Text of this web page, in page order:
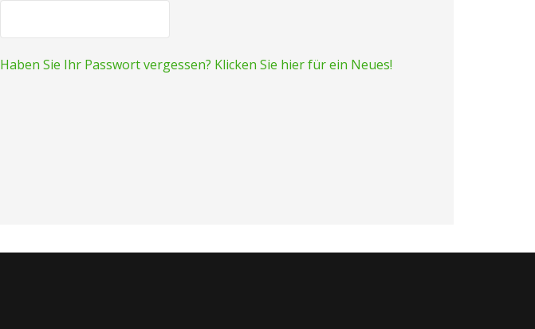
Haben Sie Ihr Passwort vergessen? Klicken Sie hier für ein Neues!